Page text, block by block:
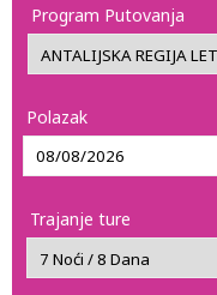
Program Putovanja
Polazak
Trajanje ture